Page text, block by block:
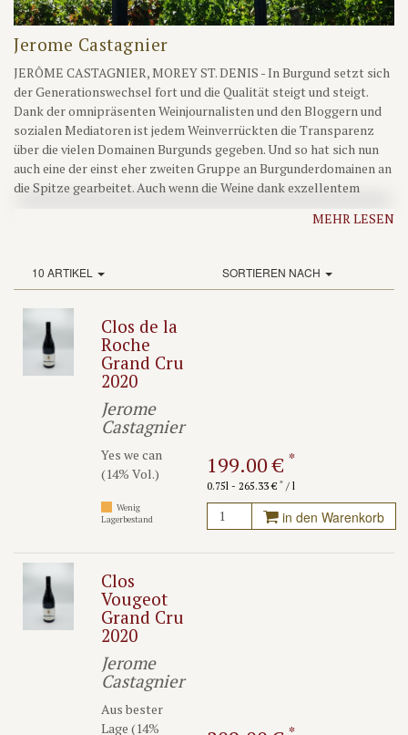
Jerome Castagnier
JERÔME CASTAGNIER, MOREY ST. DENIS - In Burgund setzt sich
der Generationswechsel fort und die Qualität steigt und steigt.
Dank der omnipräsenten Weinjournalisten und den Bloggern und
sozialen Mediatoren ist jedem Weinverrückten die Transparenz
über die vielen Domainen Burgunds gegeben. Und so hat sich nun
auch eine der einst eher zweiten Gruppe an Burgunderdomainen an
die Spitze gearbeitet. Auch wenn die Weine dank exzellentem
gekennzeichnet waren, fehlte ihnen im Vergleich mit den besten
Nationalcorps, die Familiendomaine leitet, hat sich die gute
Anbau, geringe Erträge, minimalinvasiver Ausbau im Keller und
schonende Abfüllung mit sehr wenig Schwefel ergeben dank
einiger der bestsituiertesten Rebzeilen der Region, ein Großteil
davon als Grand Cru klassifiziert, herausragende Burgunder. Durch
die extrem geringen Produktionsmengen sind Burgunder dieser
Qualität leider meist unbezahlbar geworden. Die gute Nachricht:
Wir bekommen zwar nur hömeopathische Mengen an
Einzelflaschen, können diese unseren wINeSIDERn aber zu sehr
angemessenen Preisen offerieren. Wer zuerst kommt...
MEHR LESEN
10 ARTIKEL SORTIEREN NACH
Clos de la
Roche
Grand Cru
2020
Jerome
Castagnier
Yes we can
(14% Vol.)
Wenig
Lagerbestand
199.00 € *
0.75l - 265.33 € */ l
in den Warenkorb
Clos
Vougeot
Grand Cru
2020
Jerome
Castagnier
Aus bester
Lage (14%